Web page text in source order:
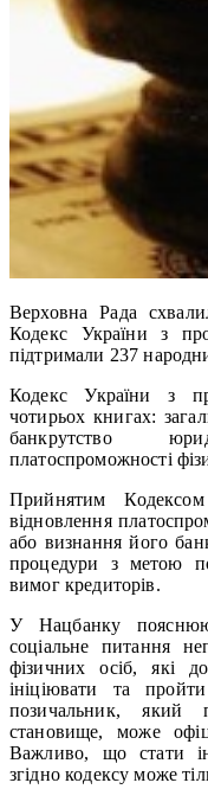
Верховна Рада
Кодекс України з
підтримали 237
Кодекс України з
чотирьох книгах:
банкрутство
платоспроможності
Прийнятим
відновлення
або визнання його
процедури з метою
вимог кредиторів.
У Нацбанку
соціальне питання
фізичних осіб, які
ініціювати та
позичальник, який
становище, може
Важливо, що стати
згідно кодексу може